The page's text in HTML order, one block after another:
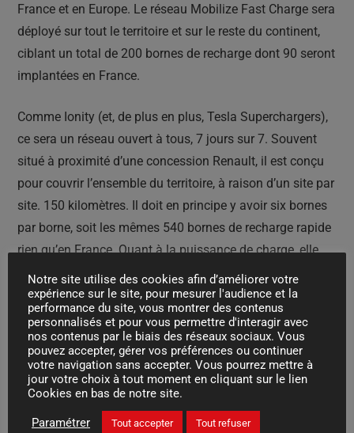
France et en Europe. Le réseau Mobilize Fast Charge sera
déployé sur tout le territoire et sur le reste du continent,
ciblant un total de 200 bornes de recharge dont 90 seront
implantées en France.
Comme Ionity (et, de plus en plus, Tesla Superchargers),
ce sera un réseau ouvert à tous, 7 jours sur 7. Souvent
situé à proximité d’une concession Renault, il est conçu
pour couvrir l’ensemble du territoire, à raison d’un site par
site. 150 kilomètres. Il doit en principe y avoir six bornes
par borne, soit les mêmes 540 bornes de recharge rapide
rien qu’en France. Quant à la puissance de charge, elle
atteindra 400 kW, soit plus que les réseaux concurrents
actuels. Enfin, chez Ionity, il est possible de bénéficier de
tarifs réduits en s’abonnant.
Posté dansActualités
Amazon va livrer les Français avec des camions
Notre site utilise des cookies afin d’améliorer votre
expérience sur le site, pour mesurer l'audience et la
performance du site, vous montrer des contenus
personnalisés et pour vous permettre d'interagir avec
nos contenus par le biais des réseaux sociaux. Vous
pouvez accepter, gérer vos préférences ou continuer
votre navigation sans accepter. Vous pourrez mettre à
jour votre choix à tout moment en cliquant sur le lien
Cookies en bas de notre site.
Paramétrer Tout accepter Tout refuser